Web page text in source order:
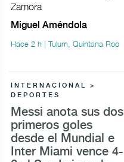
Zamora
Miguel Améndola
Hace 2 h | Tulum, Quintana Roo
INTERNACIONAL >
DEPORTES
Messi anota sus dos
primeros goles
desde el Mundial e
Inter Miami vence 4-